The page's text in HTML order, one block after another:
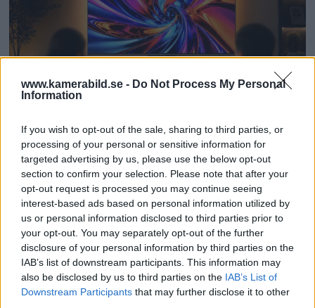
www.kamerabild.se - Do Not Process My Personal
Information
If you wish to opt-out of the sale, sharing to third parties, or
processing of your personal or sensitive information for
targeted advertising by us, please use the below opt-out
section to confirm your selection. Please note that after your
opt-out request is processed you may continue seeing
interest-based ads based on personal information utilized by
us or personal information disclosed to third parties prior to
your opt-out. You may separately opt-out of the further
disclosure of your personal information by third parties on the
IAB’s list of downstream participants. This information may
also be disclosed by us to third parties on the IAB’s List of
Downstream Participants that may further disclose it to other
Dolby Vision 2 lanseras –
nästa generation HDR ger
bättre bild
För de som älskar både film och dynamiskt
omfång släpps nu Dolby Vision 2, en ny
bildmotor som analyserar bilden och scenen
och förbättrar den för tittaren.